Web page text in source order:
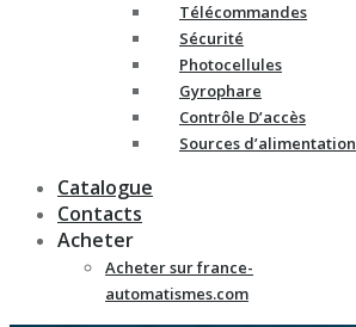
Télécommandes
Sécurité
Photocellules
Gyrophare
Contrôle D’accès
Sources d’alimentation
Catalogue
Contacts
Acheter
Acheter sur france-
automatismes.com